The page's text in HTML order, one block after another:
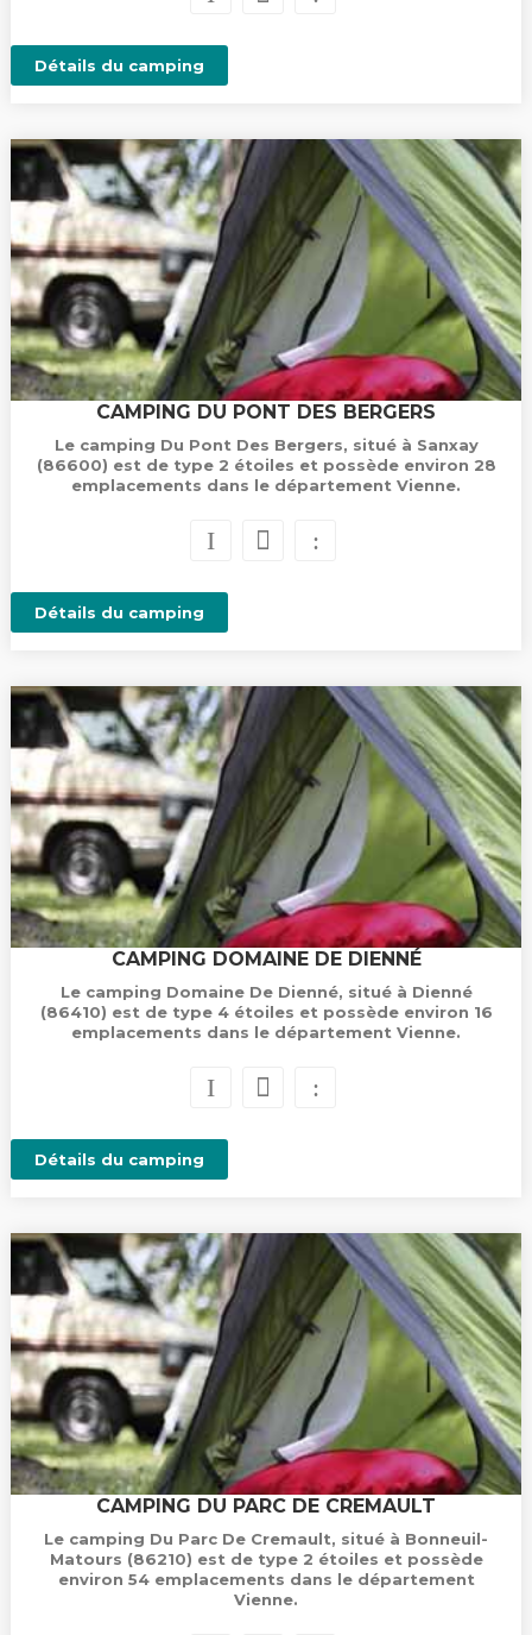
Détails du camping
CAMPING DU PONT DES BERGERS
Le camping Du Pont Des Bergers, situé à Sanxay
(86600) est de type 2 étoiles et possède environ 28
emplacements dans le département Vienne.
Détails du camping
CAMPING DOMAINE DE DIENNÉ
Le camping Domaine De Dienné, situé à Dienné
(86410) est de type 4 étoiles et possède environ 16
emplacements dans le département Vienne.
Détails du camping
CAMPING DU PARC DE CREMAULT
Le camping Du Parc De Cremault, situé à Bonneuil-
Matours (86210) est de type 2 étoiles et possède
environ 54 emplacements dans le département
Vienne.